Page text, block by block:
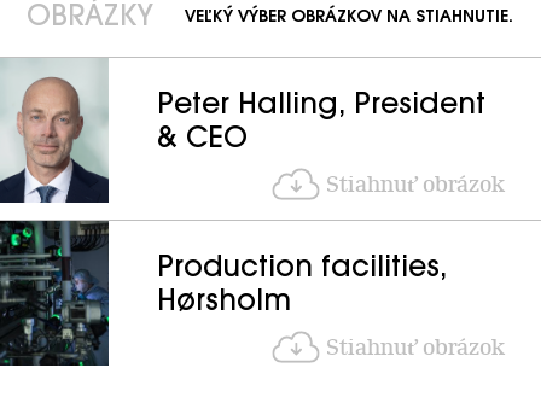
OBRÁZKY VEĽKÝ VÝBER OBRÁZKOV NA STIAHNUTIE.
Peter Halling, President
& CEO
Stiahnuť obrázok
Production facilities,
Hørsholm
Stiahnuť obrázok